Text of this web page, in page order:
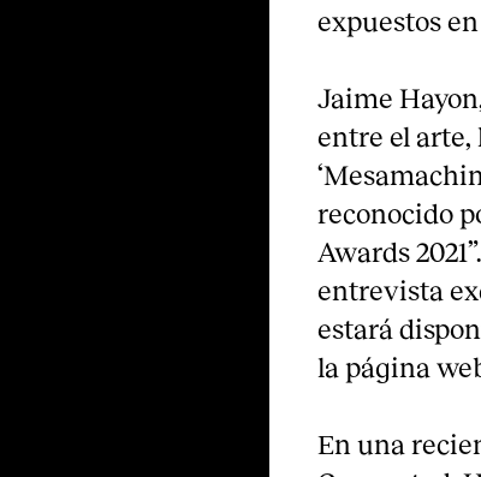
expuestos
Jaime
entre el arte,
reconocido
Awards
entrevista
estará
la página
En una